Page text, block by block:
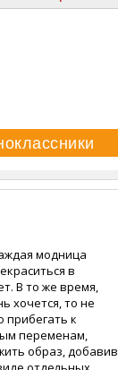
модница
в
В то же время,
хочется, то не
прибегать к
переменам,
образ, добавив